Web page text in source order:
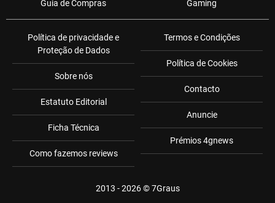
Guia de Compras Gaming
Política de privacidade e
Proteção de Dados
Sobre nós
Estatuto Editorial
Ficha Técnica
Como fazemos reviews
Termos e Condições
Política de Cookies
Contacto
Anuncie
Prémios 4gnews
2013 - 2026 ©7Graus